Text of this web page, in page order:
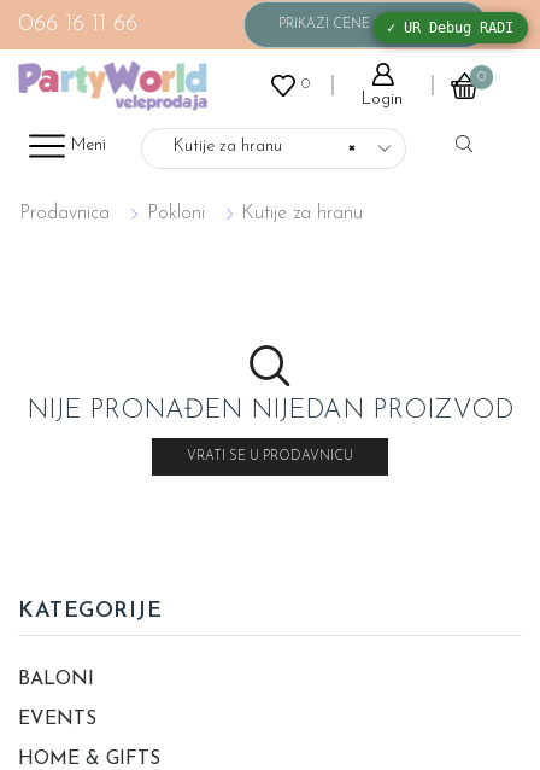
066 16 11 66
0
Login
0
Meni ×
Kutije za hranu
Prodavnica Pokloni Kutije za hranu
NIJE PRONAĐEN NIJEDAN PROIZVOD
VRATI SE U PRODAVNICU
KATEGORIJE
BALONI
EVENTS
HOME & GIFTS
✓ UR Debug RADI